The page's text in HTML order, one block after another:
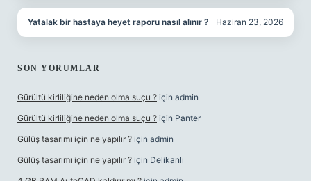
Yatalak bir hastaya heyet raporu nasıl alınır ? Haziran 23, 2026
SON YORUMLAR
Gürültü kirliliğine neden olma suçu ? için admin
Gürültü kirliliğine neden olma suçu ? için Panter
Gülüş tasarımı için ne yapılır ? için admin
Gülüş tasarımı için ne yapılır ? için Delikanlı